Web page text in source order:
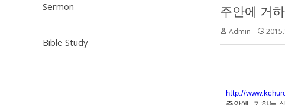
Sermon
Bible Study
주안에 거
Admin
http://